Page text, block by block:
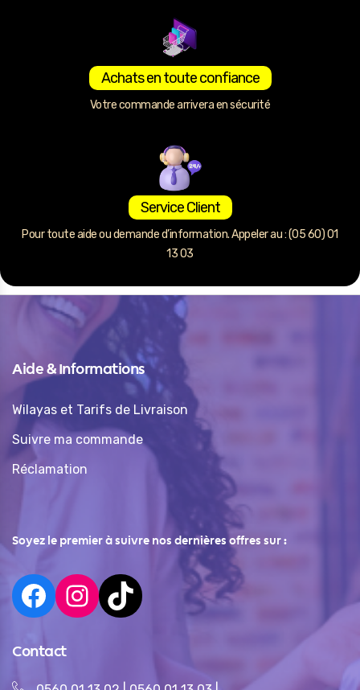
Achats en toute confiance
Votre commande arrivera en sécurité
Service Client
Pour toute aide ou demande d’information. Appeler au : (05 60) 01
13 03
Aide & Informations
Wilayas et Tarifs de Livraison
Suivre ma commande
Réclamation
Soyez le premier à suivre nos dernières offres sur :
Contact